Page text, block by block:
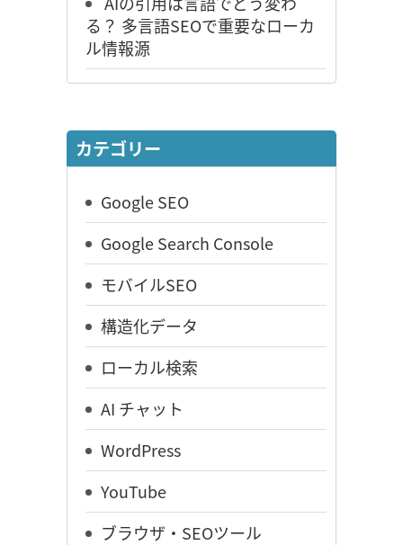
る？ 多言語SEOで重要なローカ
ル情報源
カテゴリー
Google SEO
Google Search Console
モバイルSEO
構造化データ
ローカル検索
AI チャット
WordPress
YouTube
ブラウザ・SEOツール